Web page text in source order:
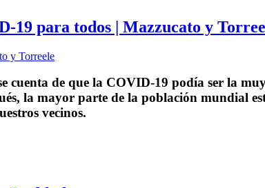
para todos | Mazzucato y
cuenta de que la COVID‑19 podía ser la
la mayor parte de la población mundial
vecinos.